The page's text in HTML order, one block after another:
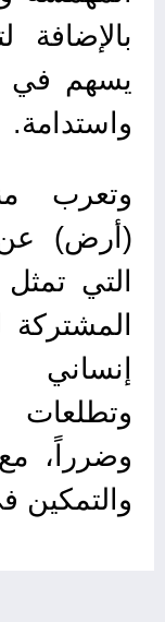
بالإضافة
يسهم في
واستدامة.
وتعرب
(أرض) عن
التي
إنساني
وتطلعات
وضرراً،
والتمكين